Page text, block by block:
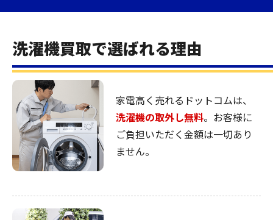
洗濯機買取で選ばれる理由
家電高く売れるドットコムは、
洗濯機の取外し無料。お客様に
ご負担いただく金額は一切あり
ません。